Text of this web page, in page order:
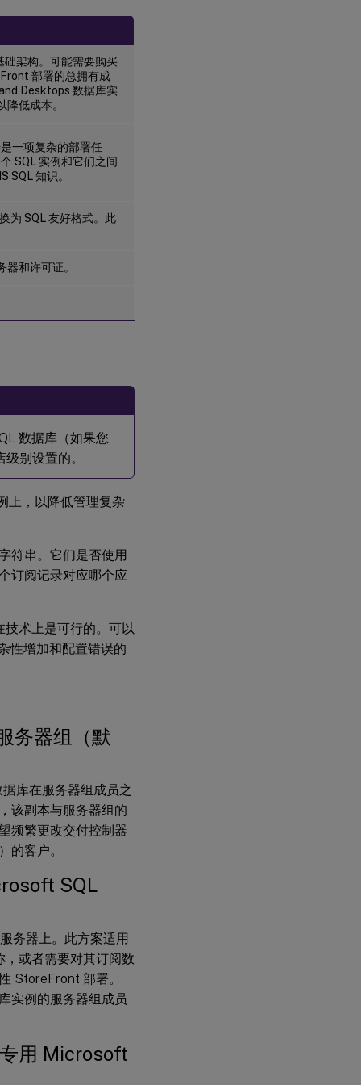
础架构。可能需要购买
部署的总拥有成
Desktops 数据库实
低成本。
一项复杂的部署任
SQL 实例和它们之间
SQL 知识。
为 SQL 友好格式。此
和许可证。
数据库（如果您
别设置的。
上，以降低管理复杂
符串。它们是否使用
订阅记录对应哪个应
术上是可行的。可以
性增加和配置错误的
务器组（默
库在服务器组成员之
该副本与服务器组的
频繁更改交付控制器
的客户。
SQL
务器上。此方案适用
或者需要对其订阅数
StoreFront 部署。
实例的服务器组成员
用 Microsoft